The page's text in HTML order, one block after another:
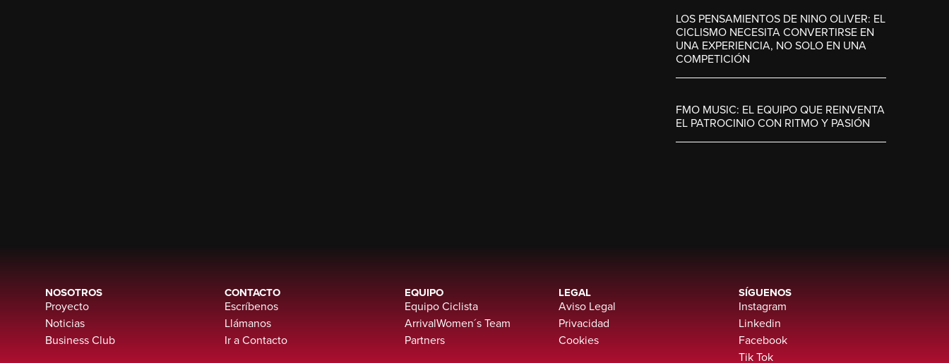
LOS PENSAMIENTOS DE NINO OLIVER: EL
CICLISMO NECESITA CONVERTIRSE EN
UNA EXPERIENCIA, NO SOLO EN UNA
COMPETICIÓN
FMO MUSIC: EL EQUIPO QUE REINVENTA
EL PATROCINIO CON RITMO Y PASIÓN
NOSOTROS
Proyecto
Noticias
Business Club
CONTACTO
Escríbenos
Llámanos
Ir a Contacto
EQUIPO
Equipo Ciclista
ArrivalWomen´s Team
Partners
LEGAL
Aviso Legal
Privacidad
Cookies
SÍGUENOS
Instagram
Linkedin
Facebook
Tik Tok